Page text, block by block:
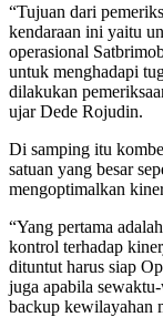
“Tujuan dari
kendaraan ini yaitu
operasional
untuk menghadapi
dilakukan
ujar Dede Rojudin.
Di samping itu
satuan yang besar
mengoptimalkan
“Yang pertama
kontrol terhadap
dituntut harus siap
juga apabila
backup kewilayahan